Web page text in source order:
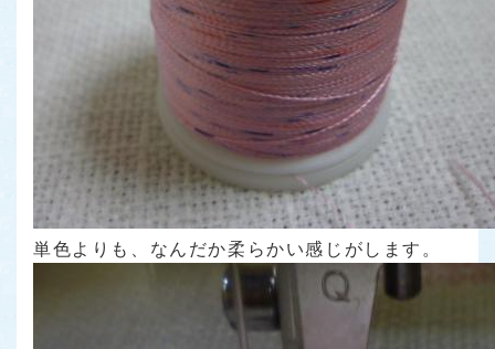
単色よりも、なんだか柔らかい感じがします。